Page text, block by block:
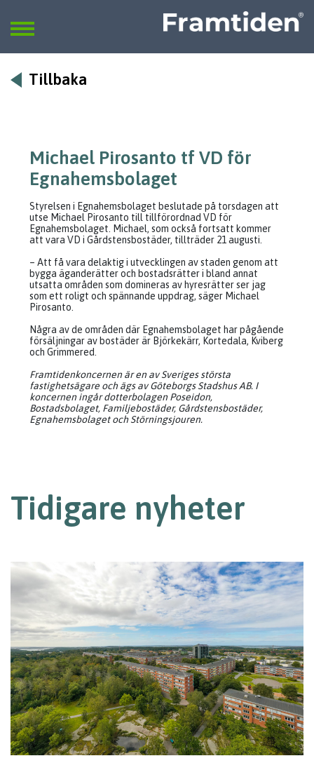
SÖK
Tillbaka
Michael Pirosanto tf VD för
Egnahemsbolaget
Styrelsen i Egnahemsbolaget beslutade på torsdagen att
utse Michael Pirosanto till tillförordnad VD för
Egnahemsbolaget. Michael, som också fortsatt kommer
att vara VD i Gårdstensbostäder, tillträder 21 augusti.
– Att få vara delaktig i utvecklingen av staden genom att
bygga äganderätter och bostadsrätter i bland annat
utsatta områden som domineras av hyresrätter ser jag
som ett roligt och spännande uppdrag, säger Michael
Pirosanto.
Några av de områden där Egnahemsbolaget har pågående
försäljningar av bostäder är Björkekärr, Kortedala, Kviberg
och Grimmered.
Framtidenkoncernen är en av Sveriges största
fastighetsägare och ägs av Göteborgs Stadshus AB. I
koncernen ingår dotterbolagen Poseidon,
Bostadsbolaget, Familjebostäder, Gårdstensbostäder,
Egnahemsbolaget och Störningsjouren.
Tidigare nyheter